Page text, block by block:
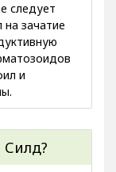
следует
зачатие
и